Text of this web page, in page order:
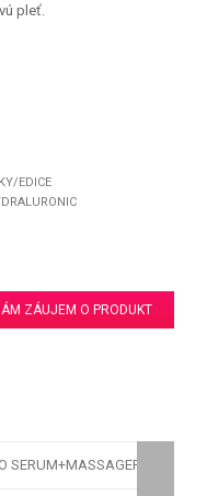
pleť.
EDICE
ZÁUJEM O PRODUKT